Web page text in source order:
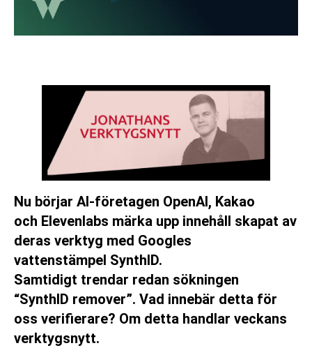
Nu börjar AI-företagen OpenAI, Kakao
och Elevenlabs märka upp innehåll skapat av
deras verktyg med Googles
vattenstämpel SynthID.
Samtidigt trendar redan sökningen
“SynthID remover”. Vad innebär detta för
oss verifierare? Om detta handlar veckans
verktygsnytt.